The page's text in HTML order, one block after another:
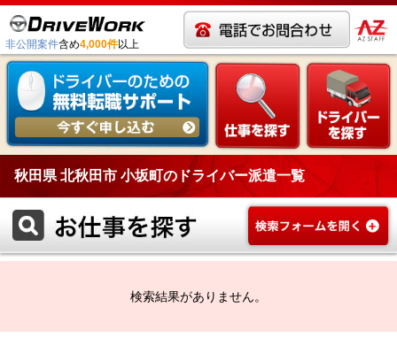
非公開案件含め4,000件以上
秋田県 北秋田市 小坂町のドライバー派遣一覧
検索結果がありません。